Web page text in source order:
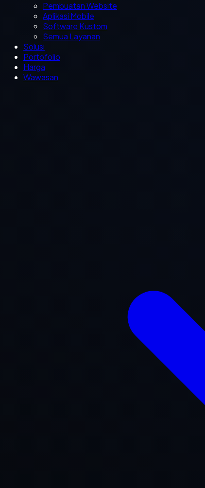
Pembuatan Website
Aplikasi Mobile
Software Kustom
Semua Layanan
Solusi
Portofolio
Harga
Wawasan